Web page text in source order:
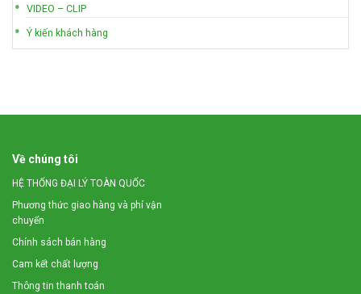
VIDEO – CLIP
Ý kiến khách hàng
Về chúng tôi
HỆ THỐNG ĐẠI LÝ TOÀN QUỐC
Phương thức giao hàng và phí vận
chuyển
Chính sách bán hàng
Cam kết chất lượng
Thông tin thanh toán